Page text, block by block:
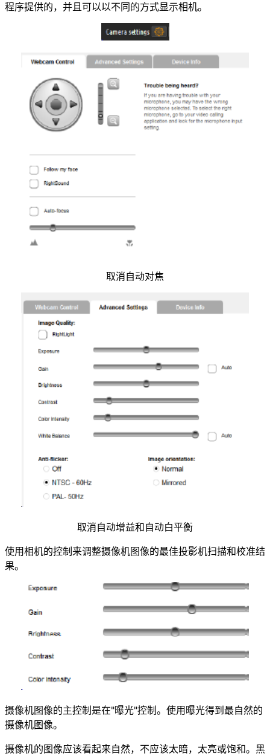
程序提供的，并且可以以不同的方式显示相机。
取消自动对焦
取消自动增益和自动白平衡
使用相机的控制来调整摄像机图像的最佳投影机扫描和校准结
果。
摄像机图像的主控制是在"曝光"控制。使用曝光得到最自然的
摄像机图像。
摄像机的图像应该看起来自然，不应该太暗，太亮或饱和。黑